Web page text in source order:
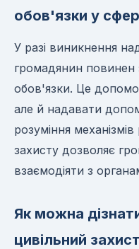
обов'язки у
У разі виникнення
громадянин повинен
обов'язки. Це
але й надавати
розуміння
захисту дозволяє
взаємодіяти з
Як можна
цивільний